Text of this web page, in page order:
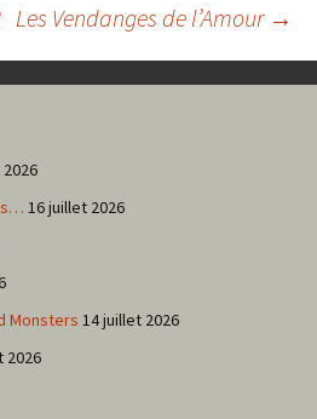
Les Vendanges de l’Amour →
16 juillet 2026
Monsters 14 juillet 2026
2026